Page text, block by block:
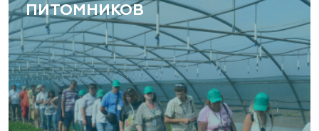
ПИТОМНИКОВ